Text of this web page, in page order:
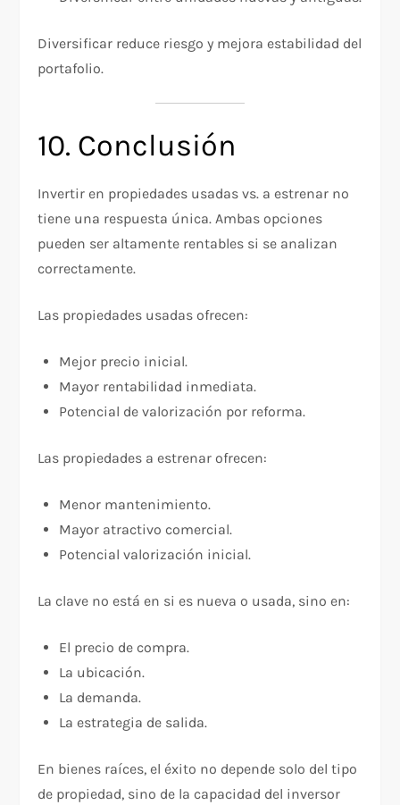
Diversificar reduce riesgo y mejora estabilidad del
portafolio.
10. Conclusión
Invertir en propiedades usadas vs. a estrenar no
tiene una respuesta única. Ambas opciones
pueden ser altamente rentables si se analizan
correctamente.
Las propiedades usadas ofrecen:
Mejor precio inicial.
Mayor rentabilidad inmediata.
Potencial de valorización por reforma.
Las propiedades a estrenar ofrecen:
Menor mantenimiento.
Mayor atractivo comercial.
Potencial valorización inicial.
La clave no está en si es nueva o usada, sino en:
El precio de compra.
La ubicación.
La demanda.
La estrategia de salida.
En bienes raíces, el éxito no depende solo del tipo
de propiedad, sino de la capacidad del inversor